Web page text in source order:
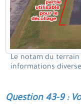
Le notam du
informations
Question 43-9 :